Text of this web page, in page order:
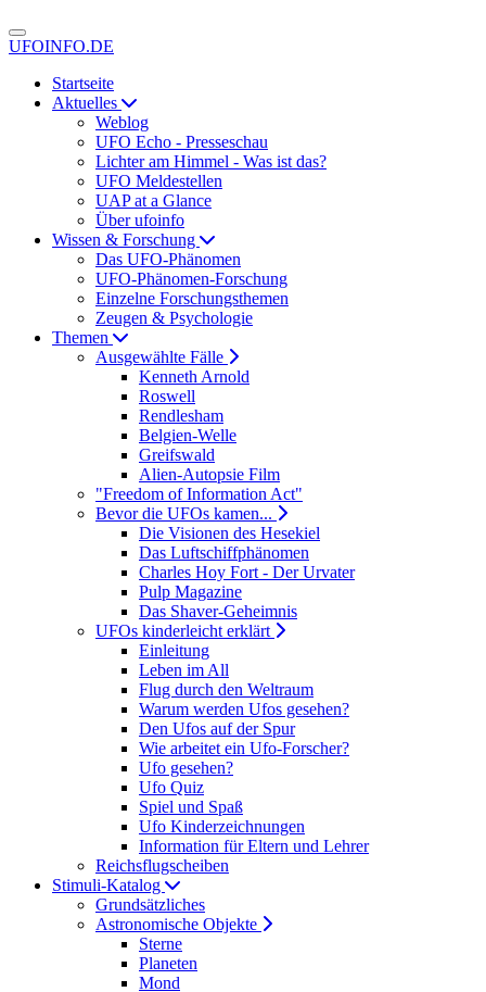
UFOINFO.DE
Startseite
Aktuelles
Weblog
UFO Echo - Presseschau
Lichter am Himmel - Was ist das?
UFO Meldestellen
UAP at a Glance
Über ufoinfo
Wissen & Forschung
Das UFO-Phänomen
UFO-Phänomen-Forschung
Einzelne Forschungsthemen
Zeugen & Psychologie
Themen
Ausgewählte Fälle
Kenneth Arnold
Roswell
Rendlesham
Belgien-Welle
Greifswald
Alien-Autopsie Film
"Freedom of Information Act"
Bevor die UFOs kamen...
Die Visionen des Hesekiel
Das Luftschiffphänomen
Charles Hoy Fort - Der Urvater
Pulp Magazine
Das Shaver-Geheimnis
UFOs kinderleicht erklärt
Einleitung
Leben im All
Flug durch den Weltraum
Warum werden Ufos gesehen?
Den Ufos auf der Spur
Wie arbeitet ein Ufo-Forscher?
Ufo gesehen?
Ufo Quiz
Spiel und Spaß
Ufo Kinderzeichnungen
Information für Eltern und Lehrer
Reichsflugscheiben
Stimuli-Katalog
Grundsätzliches
Astronomische Objekte
Sterne
Planeten
Mond